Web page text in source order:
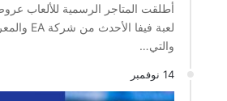
أطلقت المتاجر الرسمية للألعاب
والتي…
14 نوفمبر